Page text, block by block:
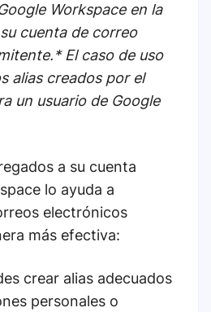
Workspace en la
cuenta de correo
El caso de uso
alias creados por el
un usuario de Google
a su cuenta
lo ayuda a
electrónicos
más efectiva:
crear alias adecuados
personales o